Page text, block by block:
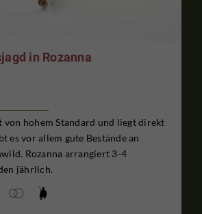
in Rozanna
hohem Standard und liegt direkt
es vor allem gute Bestände an
Rozanna arrangiert 3-4
jährlich.